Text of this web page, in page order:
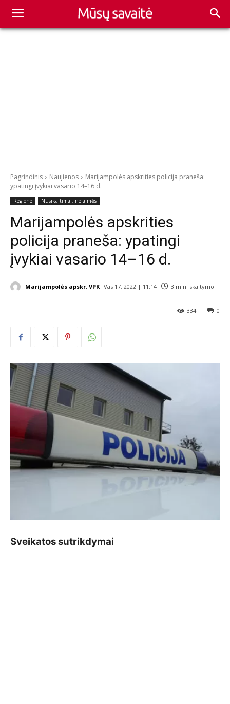
Pagrindinis Naujienos
Marijampolės apskrities policija praneša:
ypatingi įvykiai vasario 14–16 d.
Regione Nusikaltimai, nelaimės
Marijampolės apskrities
policija praneša: ypatingi
įvykiai vasario 14–16 d.
Marijampolės apskr. VPK Vas 17, 2022 | 11:14 3 min. skaitymo
0
334
Sveikatos sutrikdymai